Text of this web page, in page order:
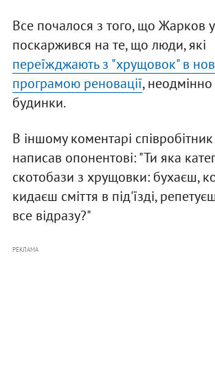
Все почалося з того, що Жарков
поскаржився на те, що люди, які
переїжджають з "хрущовок" в
програмою реновації, неодмінно
будинки.
В іншому коментарі
написав опонентові: "Ти яка
скотобази з хрущовки: бухаєш,
кидаєш сміття в під'їзді,
все відразу?"
РЕКЛАМА